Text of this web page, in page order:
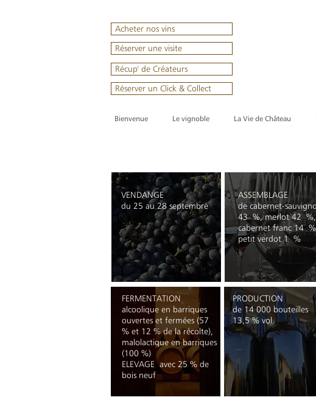
Acheter nos vins
Réserver une visite
Récup' de Créateurs
Réserver un Click & Collect
Bienvenue Le vignoble La Vie de Château
VENDANGE
du 25 au 28septembre
FERMENTATION
alcoolique en barriques
ouvertes et fermées (57
% et 12 % de la récolte),
malolactique en barriques
(100 %)
ELEVAGEavec 25 % de
bois neuf
PRODUCTION
de 14 000 bouteilles
13,5 % vol.
ASSEMBLAGE
de cabernet-
43 %, merlot 42 %,
cabernet franc 14
petit verdot 1 %